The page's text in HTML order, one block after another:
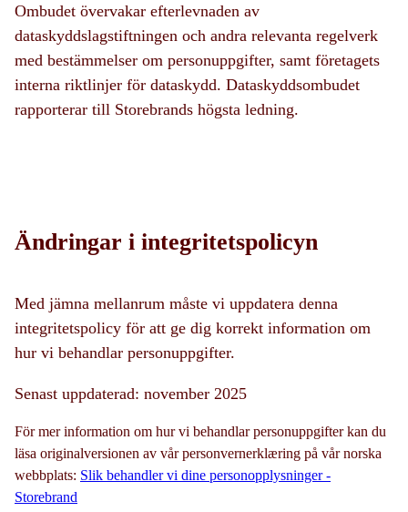
Ombudet övervakar efterlevnaden av
dataskyddslagstiftningen och andra relevanta regelverk
med bestämmelser om personuppgifter, samt företagets
interna riktlinjer för dataskydd. Dataskyddsombudet
rapporterar till Storebrands högsta ledning.
Ändringar i integritetspolicyn
Med jämna mellanrum måste vi uppdatera denna
integritetspolicy för att ge dig korrekt information om
hur vi behandlar personuppgifter.
Senast uppdaterad: november 2025
För mer information om hur vi behandlar personuppgifter kan du
läsa originalversionen av vår personvernerklæring på vår norska
webbplats: Slik behandler vi dine personopplysninger -
Storebrand